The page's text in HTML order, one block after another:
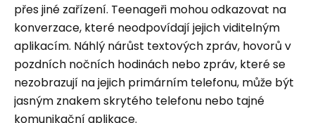
přes jiné zařízení. Teenageři mohou odkazovat na
konverzace, které neodpovídají jejich viditelným
aplikacím. Náhlý nárůst textových zpráv, hovorů v
pozdních nočních hodinách nebo zpráv, které se
nezobrazují na jejich primárním telefonu, může být
jasným znakem skrytého telefonu nebo tajné
komunikační aplikace.